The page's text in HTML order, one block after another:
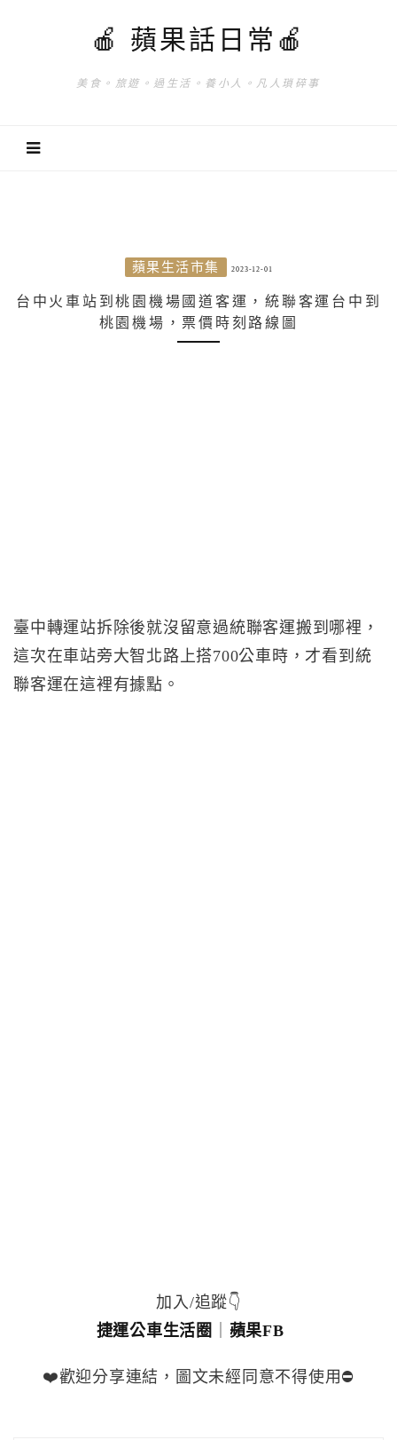
🍎 蘋果話日常🍎
美食。旅遊。過生活。養小人。凡人瑣碎事
蘋果生活市集 2023-12-01
台中火車站到桃園機場國道客運，統聯客運台中到
桃園機場，票價時刻路線圖
臺中轉運站拆除後就沒留意過統聯客運搬到哪裡，
這次在車站旁大智北路上搭700公車時，才看到統
聯客運在這裡有據點。
加入/追蹤👇
捷運公車生活圈
蘋果FB
❤️歡迎分享連結，圖文未經同意不得使用⛔️